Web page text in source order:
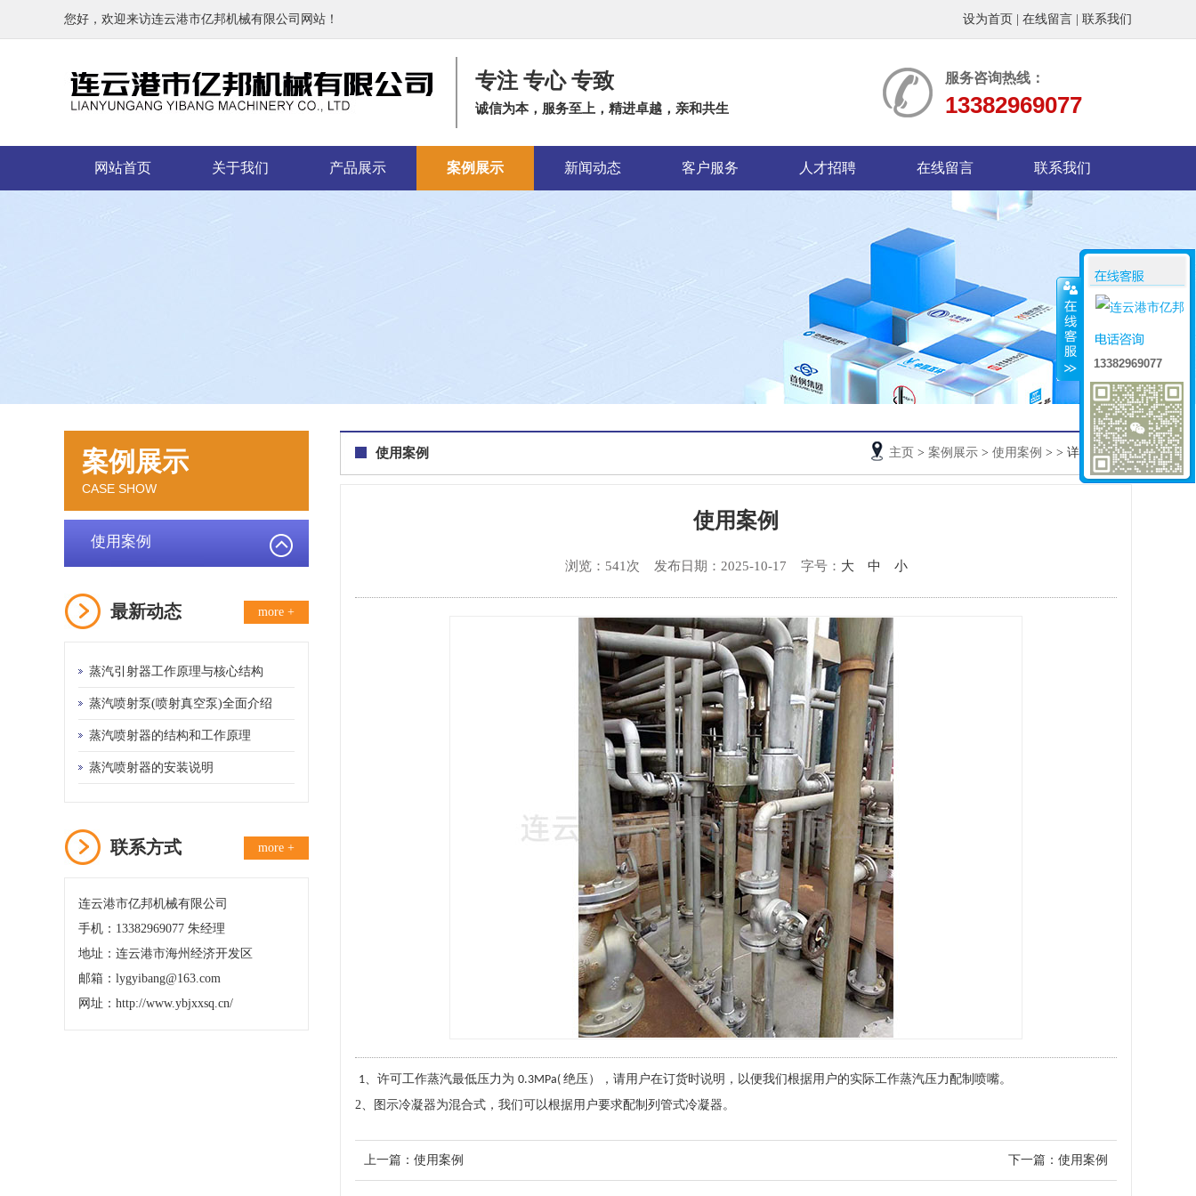
您好，欢迎来访连云港市亿邦机械有限公司网站！ 设为首页 在线留言 联系我们
专注 专心 专致
诚信为本，服务至上，精进卓越，亲和共生
服务咨询热线：
13382969077
网站首页 关于我们 产品展示 案例展示 新闻动态 客户服务 人才招聘 在线留言 联系我们
案例展示
CASE SHOW
使用案例
最新动态 more +
蒸汽引射器工作原理与核心结构
蒸汽喷射泵(喷射真空泵)全面介绍
蒸汽喷射器的结构和工作原理
蒸汽喷射器的安装说明
联系方式 more +
连云港市亿邦机械有限公司
手机：13382969077 朱经理
地址：连云港市海州经济开发区
邮箱：lygyibang@163.com
网址：http://www.ybjxxsq.cn/
使用案例 主页 > 案例展示 > 使用案例 > > 详细信息
使用案例
浏览：541次 发布日期：2025-10-17 字号： 大 中 小
1、许可工作蒸汽最低压力为 0.3MPa( 绝压），请用户在订货时说明，以便我们根据用户的实际工作蒸汽压力配制喷嘴。
2、
图示冷凝器为混合式，我们可以根据用户要求配制列管式冷凝器。
上一篇： 使用案例 下一篇： 使用案例
13382969077